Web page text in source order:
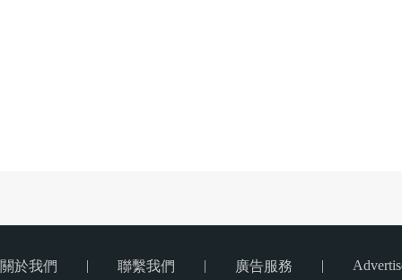
關於我們 | 聯繫我們 | 廣告服務 |